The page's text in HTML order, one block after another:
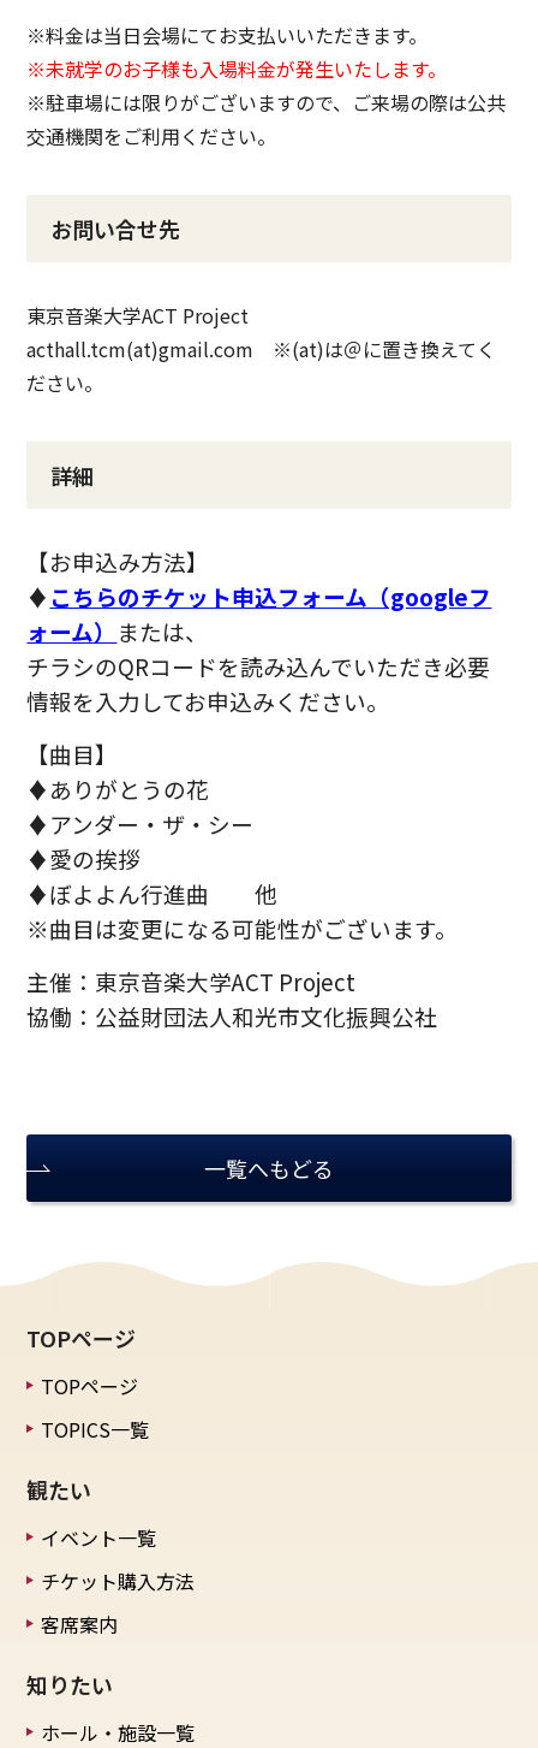
※料金は当日会場にてお支払いいただきます。
※未就学のお子様も入場料金が発生いたします。
※駐車場には限りがございますので、ご来場の際は公共
交通機関をご利用ください。
お問い合せ先
東京音楽大学ACT Project
acthall.tcm(at)gmail.com ※(at)は＠に置き換えてく
ださい。
詳細
【お申込み方法】
♦ こちらのチケット申込フォーム（googleフ
ォーム） または、
チラシのQRコードを読み込んでいただき必要
情報を入力してお申込みください。
【曲目】
♦ありがとうの花
♦アンダー・ザ・シー
♦愛の挨拶
♦ぼよよん行進曲 他
※曲目は変更になる可能性がございます。
主催：東京音楽大学ACT Project
協働：公益財団法人和光市文化振興公社
一覧へもどる
TOPページ
TOPページ
TOPICS一覧
観たい
イベント一覧
チケット購入方法
客席案内
知りたい
ホール・施設一覧